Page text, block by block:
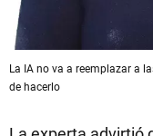
La IA no va a reemplazar a
de hacerlo